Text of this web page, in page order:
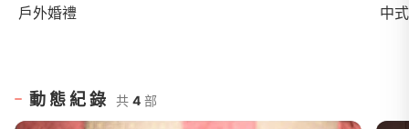
戶外婚禮 中
動態紀錄 共 4 部